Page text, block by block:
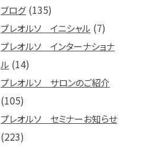
ブログ(135)
プレオルソ イニシャル (7)
プレオルソ インターナショナ
ル (14)
プレオルソ サロンのご紹介
(105)
プレオルソ セミナーお知らせ
(223)